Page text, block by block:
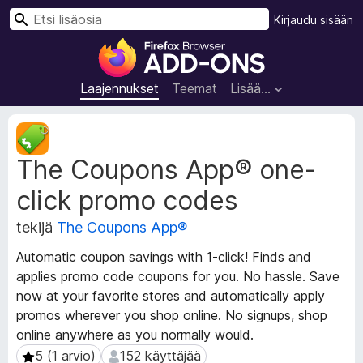
F
r
e
s
e
a
i
m
e
n
l
Laajennukset Teemat Lisää…
Kirjaudu sisään
H
The Coupons App® one-
click promo codes
tekijä The Coupons App®
Automatic coupon savings with 1-click! Finds and
applies promo code coupons for you. No hassle. Save
now at your favorite stores and automatically apply
promos wherever you shop online. No signups, shop
online anywhere as you normally would.
5 (1 arvio)
5 (1 arvio) 152 käyttäjää
152 käyttäjää
L
a
a
e
n
n
u
k
s
e
n
m
e